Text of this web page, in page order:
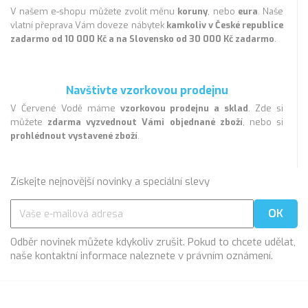
komplexně a efektivně - zvolit vestavěné skříňové
systémy a nechat vyrobit všechny úložné prostory
přesně bytu na míru?[[šatní skříně]] **1695 **
V našem e-shopu můžete zvolit měnu koruny, nebo eura. Naše
vlatní přeprava Vám doveze nábytek kamkoliv v České republice
zadarmo od 10 000 Kč a na Slovensko od 30 000 Kč zadarmo.
Navštivte vzorkovou prodejnu
V Červené Vodě máme vzorkovou prodejnu a sklad. Zde si
můžete zdarma vyzvednout Vámi objednané zboží, nebo si
prohlédnout vystavené zboží.
Získejte nejnovější novinky a speciální slevy
Odběr novinek můžete kdykoliv zrušit. Pokud to chcete udělat,
naše kontaktní informace naleznete v právním oznámení.